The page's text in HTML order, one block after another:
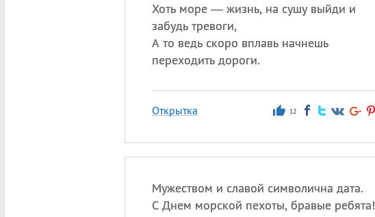
Хоть море — жизнь, на сушу выйди и
забудь тревоги,
А то ведь скоро вплавь начнешь
переходить дороги.
Открытка 12
Мужеством и славой символична дата.
С Днем морской пехоты, бравые ребята!